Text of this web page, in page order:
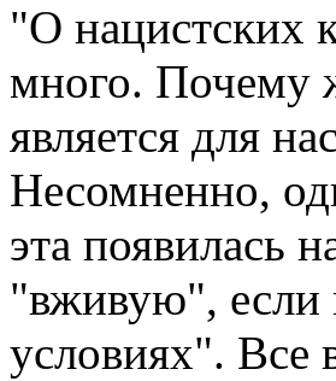
"О нацистских
много. Почему
является для
Несомненно,
эта появилась
"вживую", если
условиях". Все